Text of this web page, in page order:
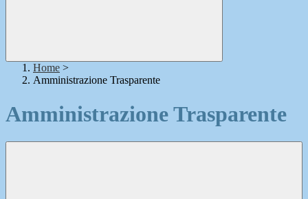
Home >
Amministrazione Trasparente
Amministrazione Trasparente